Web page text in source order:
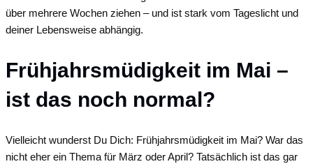
über mehrere Wochen ziehen – und ist stark vom Tageslicht und
deiner Lebensweise abhängig.
Frühjahrsmüdigkeit im Mai –
ist das noch normal?
Vielleicht wunderst Du Dich: Frühjahrsmüdigkeit im Mai? War das
nicht eher ein Thema für März oder April? Tatsächlich ist das gar